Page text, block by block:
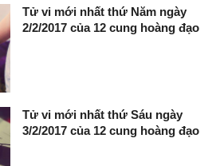
Tử vi mới nhất thứ Năm ngày
2/2/2017 của 12 cung hoàng đạo
Tử vi mới nhất thứ Sáu ngày
3/2/2017 của 12 cung hoàng đạo